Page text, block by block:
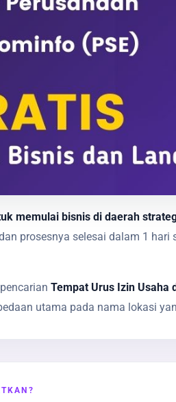
memulai bisnis di daerah
prosesnya selesai dalam 1
Tempat Urus Izin Usaha
utama pada nama lokasi